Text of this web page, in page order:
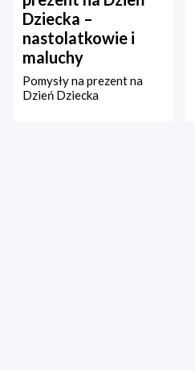
Dziecka –
nastolatkowie i
maluchy
Pomysły na prezent na
Dzień Dziecka